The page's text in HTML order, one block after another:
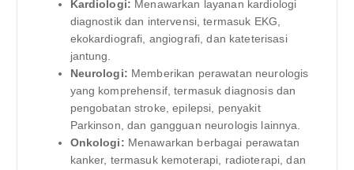
Kardiologi: Menawarkan layanan kardiologi
diagnostik dan intervensi, termasuk EKG,
ekokardiografi, angiografi, dan kateterisasi
jantung.
Neurologi: Memberikan perawatan neurologis
yang komprehensif, termasuk diagnosis dan
pengobatan stroke, epilepsi, penyakit
Parkinson, dan gangguan neurologis lainnya.
Onkologi: Menawarkan berbagai perawatan
kanker, termasuk kemoterapi, radioterapi, dan